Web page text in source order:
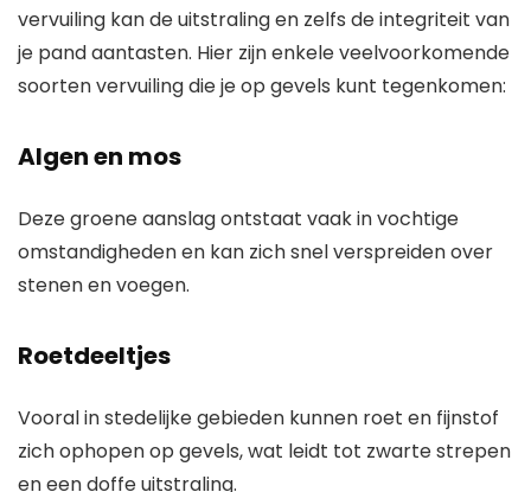
vervuiling kan de uitstraling en zelfs de integriteit van
je pand aantasten. Hier zijn enkele veelvoorkomende
soorten vervuiling die je op gevels kunt tegenkomen:
Algen en mos
Deze groene aanslag ontstaat vaak in vochtige
omstandigheden en kan zich snel verspreiden over
stenen en voegen.
Roetdeeltjes
Vooral in stedelijke gebieden kunnen roet en fijnstof
zich ophopen op gevels, wat leidt tot zwarte strepen
en een doffe uitstraling.